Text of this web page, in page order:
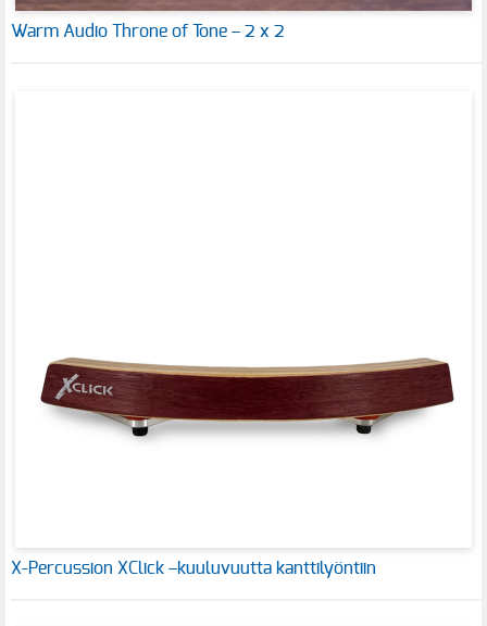
Warm Audio Throne of Tone – 2 x 2
X-Percussion XClick –kuuluvuutta kanttilyöntiin